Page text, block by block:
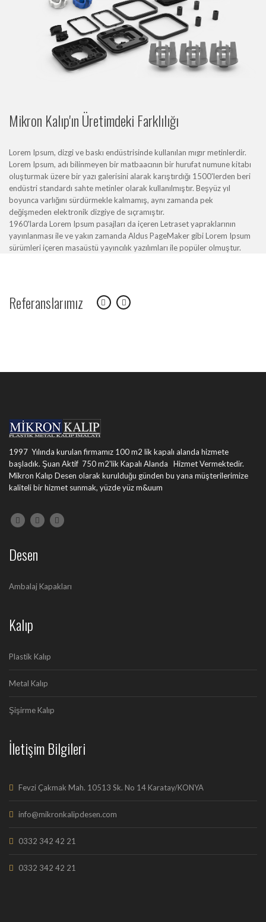
Mikron Kalıp'ın Üretimdeki Farklılığı
Lorem Ipsum, dizgi ve baskı endüstrisinde kullanılan mıgır metinlerdir.
Lorem Ipsum, adı bilinmeyen bir matbaacının bir hurufat numune kitabı
oluşturmak üzere bir yazı galerisini alarak karıştırdığı 1500'lerden beri
endüstri standardı sahte metinler olarak kullanılmıştır. Beşyüz yıl
boyunca varlığını sürdürmekle kalmamış, aynı zamanda pek
değişmeden elektronik dizgiye de sıçramıştır.
1960'larda Lorem Ipsum pasajları da içeren Letraset yapraklarının
yayınlanması ile ve yakın zamanda Aldus PageMaker gibi Lorem Ipsum
sürümleri içeren masaüstü yayıncılık yazılımları ile popüler olmuştur.
Referanslarımız
1997 Yılında kurulan firmamız 100 m2 lik kapalı alanda hizmete
başladık. Şuan Aktif 750 m2'lik Kapalı Alanda Hizmet Vermektedir.
Mikron Kalıp Desen olarak kurulduğu günden bu yana müşterilerimize
kaliteli bir hizmet sunmak, yüzde yüz m&uum
Desen
Ambalaj Kapakları
Kalıp
Plastik Kalıp
Metal Kalıp
Şişirme Kalıp
İletişim Bilgileri
Fevzi Çakmak Mah. 10513 Sk. No 14 Karatay/KONYA
info@mikronkalipdesen.com
0332 342 42 21
0332 342 42 21